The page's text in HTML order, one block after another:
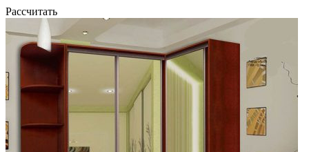
Рассчитать